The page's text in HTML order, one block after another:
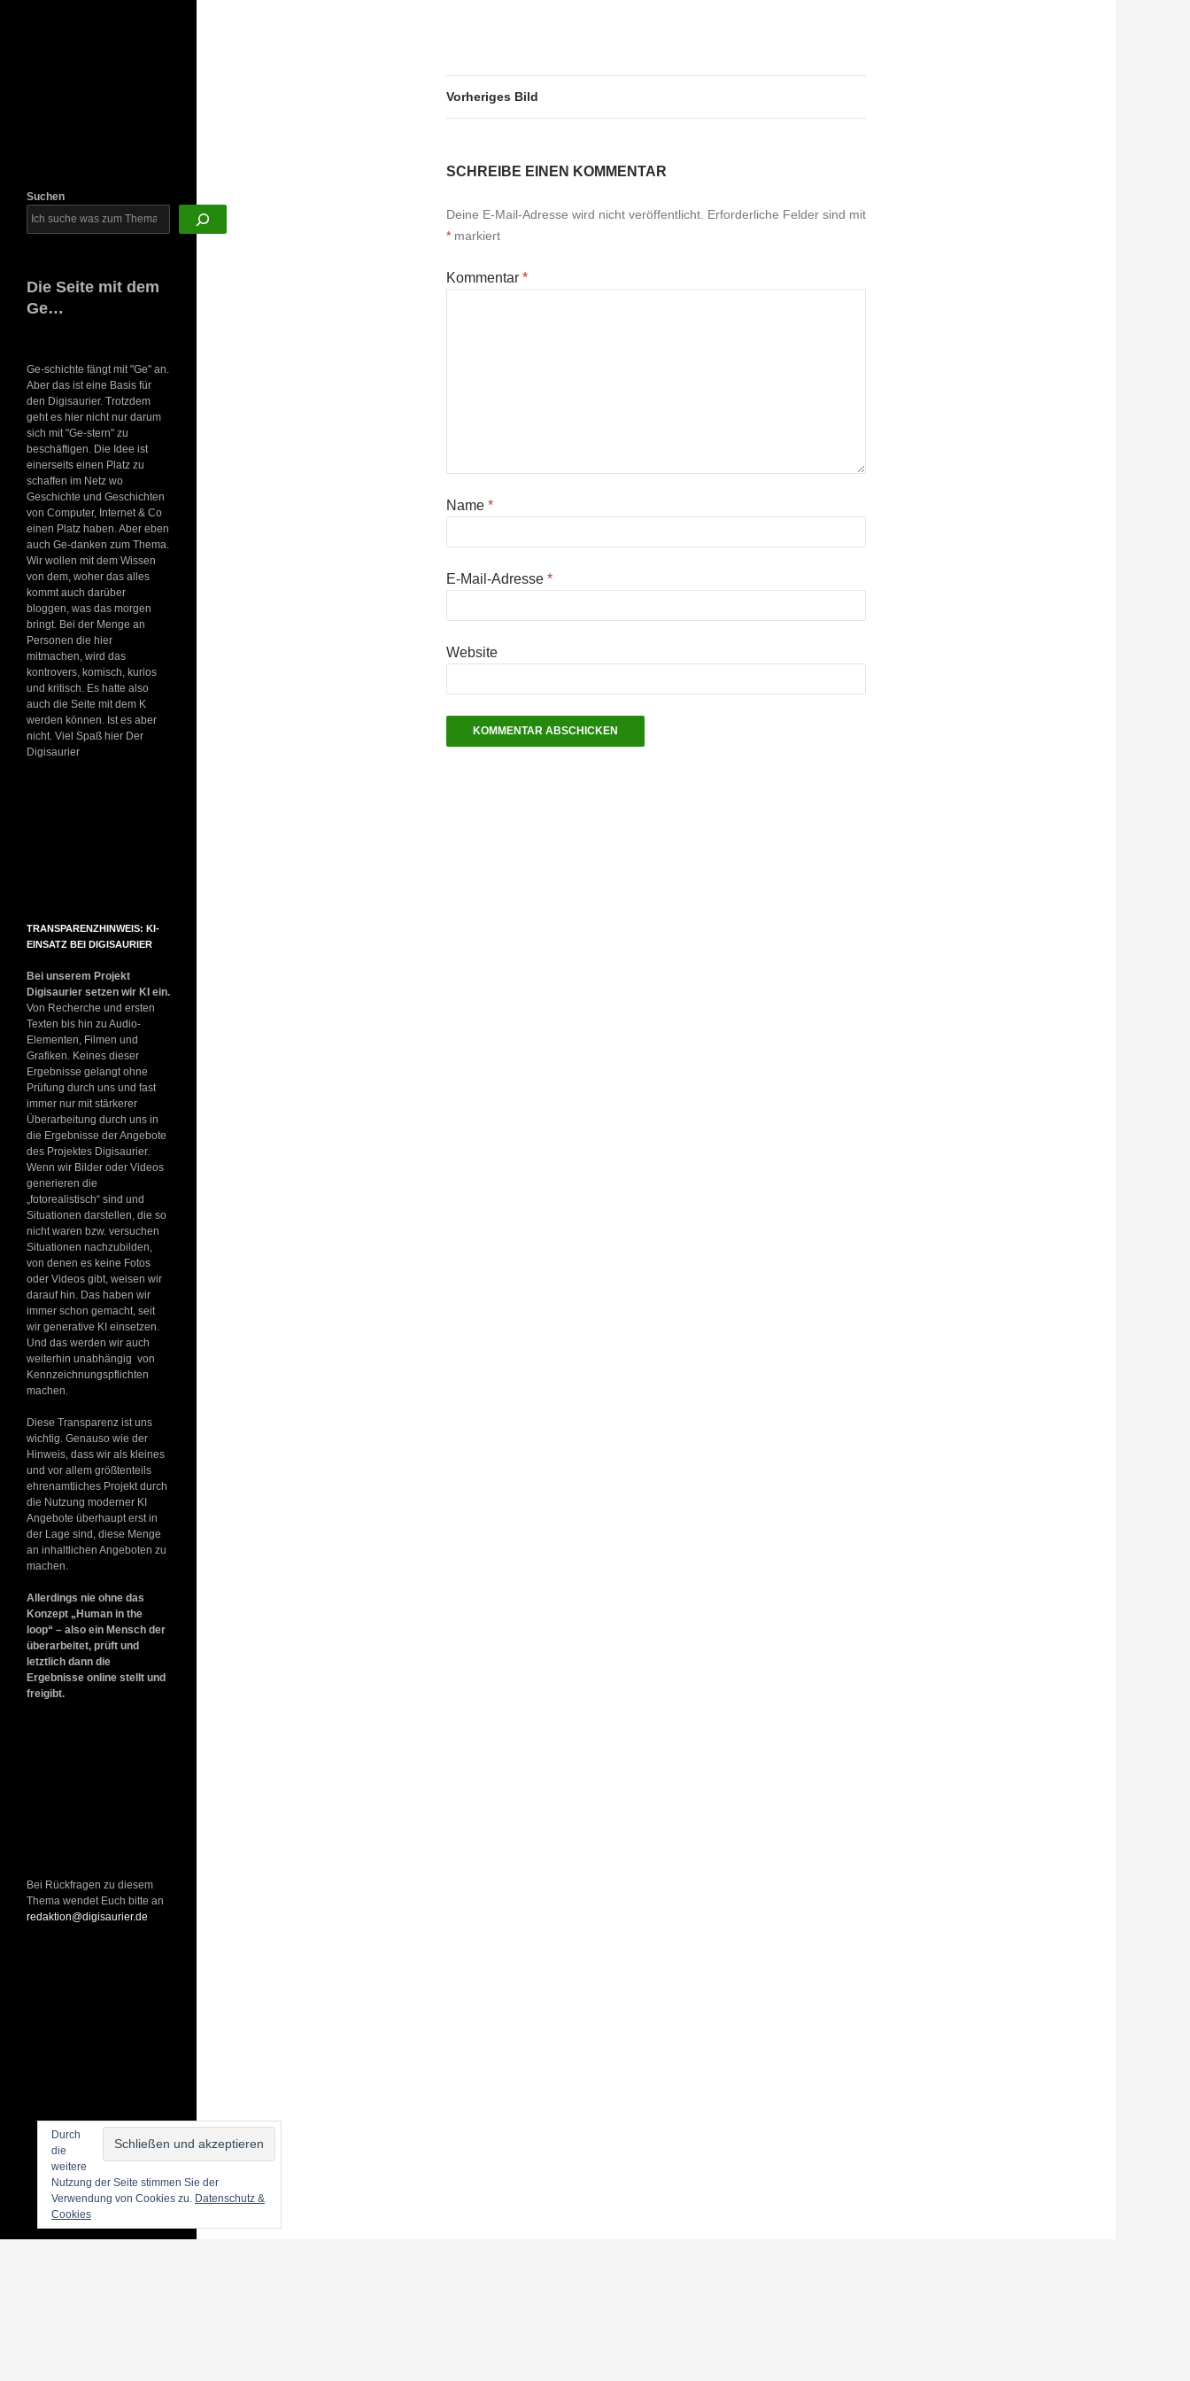
Vorheriges Bild
SCHREIBE EINEN KOMMENTAR
Deine E-Mail-Adresse wird nicht veröffentlicht. Erforderliche Felder sind mit
* markiert
Kommentar *
Name *
E-Mail-Adresse *
Website
Suchen
Die Seite mit dem
Ge…
Ge-schichte fängt mit "Ge" an.
Aber das ist eine Basis für
den Digisaurier. Trotzdem
geht es hier nicht nur darum
sich mit "Ge-stern" zu
beschäftigen. Die Idee ist
einerseits einen Platz zu
schaffen im Netz wo
Geschichte und Geschichten
von Computer, Internet & Co
einen Platz haben. Aber eben
auch Ge-danken zum Thema.
Wir wollen mit dem Wissen
von dem, woher das alles
kommt auch darüber
bloggen, was das morgen
bringt. Bei der Menge an
Personen die hier
mitmachen, wird das
kontrovers, komisch, kurios
und kritisch. Es hatte also
auch die Seite mit dem K
werden können. Ist es aber
nicht. Viel Spaß hier Der
Digisaurier
TRANSPARENZHINWEIS: KI-
EINSATZ BEI DIGISAURIER
Bei unserem Projekt
Digisaurier setzen wir KI ein.
Von Recherche und ersten
Texten bis hin zu Audio-
Elementen, Filmen und
Grafiken. Keines dieser
Ergebnisse gelangt ohne
Prüfung durch uns und fast
immer nur mit stärkerer
Überarbeitung durch uns in
die Ergebnisse der Angebote
des Projektes Digisaurier.
Wenn wir Bilder oder Videos
generieren die
„fotorealistisch“ sind und
Situationen darstellen, die so
nicht waren bzw. versuchen
Situationen nachzubilden,
von denen es keine Fotos
oder Videos gibt, weisen wir
darauf hin. Das haben wir
immer schon gemacht, seit
wir generative KI einsetzen.
Und das werden wir auch
weiterhin unabhängig von
Kennzeichnungspflichten
machen.
Diese Transparenz ist uns
wichtig. Genauso wie der
Hinweis, dass wir als kleines
und vor allem größtenteils
ehrenamtliches Projekt durch
die Nutzung moderner KI
Angebote überhaupt erst in
der Lage sind, diese Menge
an inhaltlichen Angeboten zu
machen.
Allerdings nie ohne das
Konzept „Human in the
loop“ – also ein Mensch der
überarbeitet, prüft und
letztlich dann die
Ergebnisse online stellt und
freigibt.
Bei Rückfragen zu diesem
Thema wendet Euch bitte an
redaktion@digisaurier.de
Durch
die
weitere
Nutzung der Seite stimmen Sie der
Verwendung von Cookies zu. Datenschutz &
Cookies